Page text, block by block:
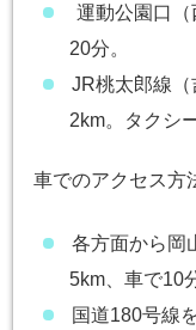
運動公園口
20分。
JR桃太郎線
2km。タクシ
車でのアクセス方
各方面から岡
5km、車で10
国道180号線